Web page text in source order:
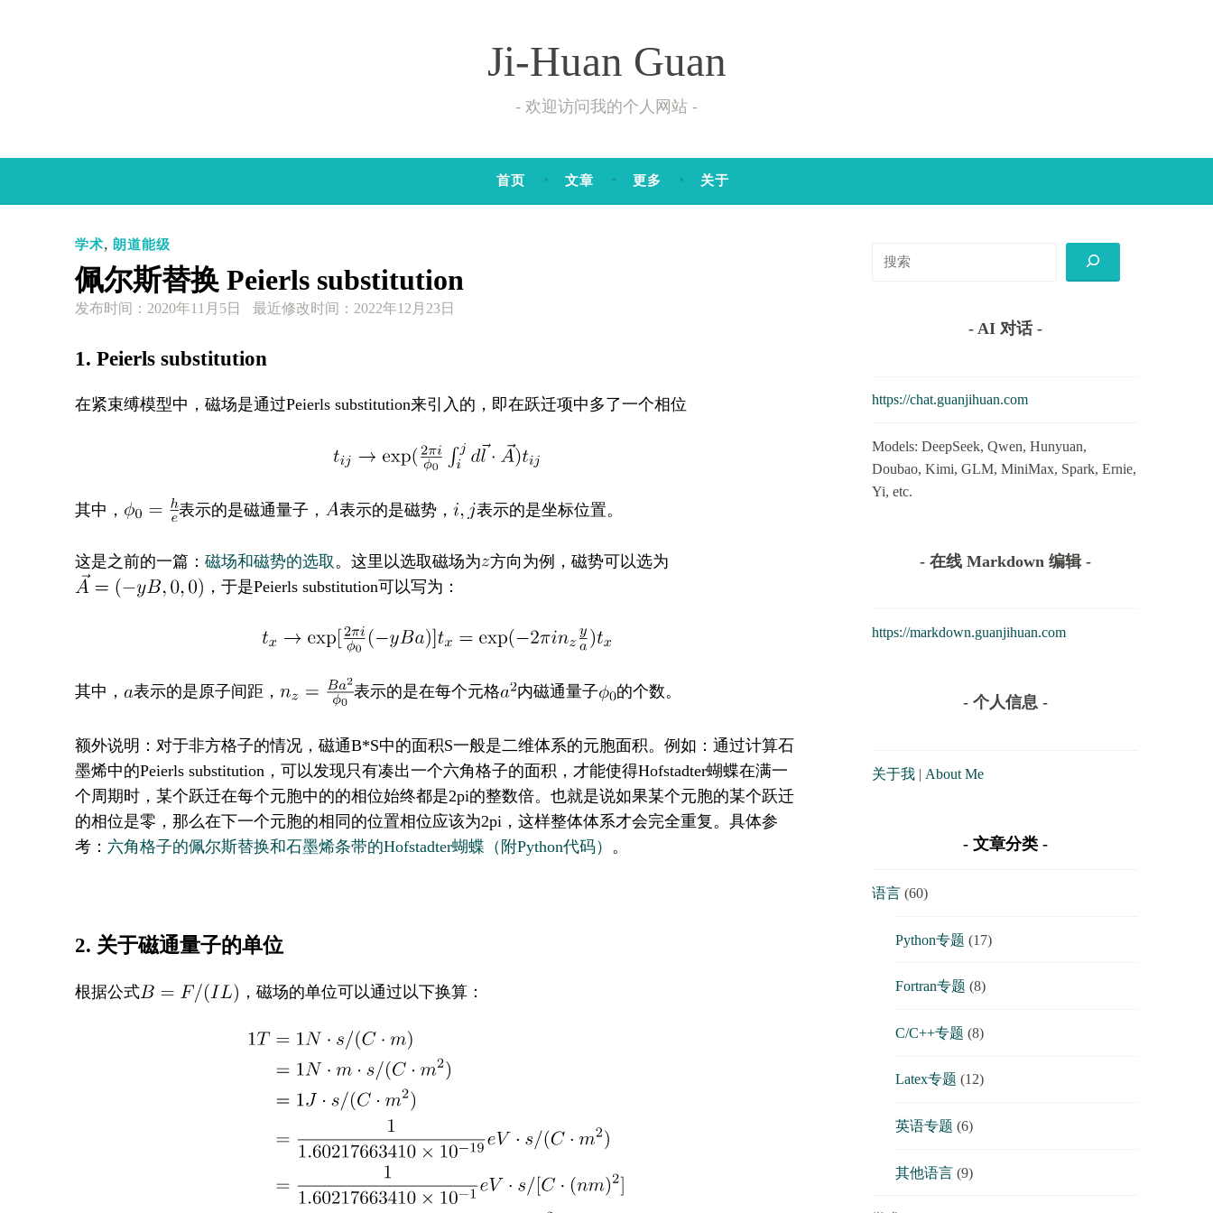
Ji-Huan Guan
欢迎访问我的个人网站
首页 文章 更多 关于
学术,朗道能级
佩尔斯替换 Peierls substitution
发布时间： 2020年11月5日 最近修改时间：2022年12月23日
1. Peierls substitution
在紧束缚模型中，磁场是通过Peierls substitution来引入的，即在跃迁项中多了一个相位
其中， 表示的是磁通量子， 表示的是磁势， 表示的是坐标位置。
这是之前的一篇：磁场和磁势的选取 。这里以选取磁场为 方向为例，磁势可以选为
，于是Peierls substitution可以写为：
其中， 表示的是原子间距， 表示的是在每个元格 内磁通量子 的个数。
额外说明：对于非方格子的情况，磁通B*S中的面积S一般是二维体系的元胞面积。例如：通过计算石
墨烯中的Peierls substitution，可以发现只有凑出一个六角格子的面积，才能使得Hofstadter蝴蝶在满一
个周期时，某个跃迁在每个元胞中的的相位始终都是2pi的整数倍。也就是说如果某个元胞的某个跃迁
的相位是零，那么在下一个元胞的相同的位置相位应该为2pi，这样整体体系才会完全重复。具体参
考： 六角格子的佩尔斯替换和石墨烯条带的Hofstadter蝴蝶（附Python代码） 。
2. 关于磁通量子的单位
根据公式 ，磁场的单位可以通过以下换算：
搜
- AI 对话 -
https://chat.guanjihuan.com
Models: DeepSeek, Qwen, Hunyuan,
Doubao, Kimi, GLM, MiniMax, Spark, Ernie,
Yi, etc.
- 在线 Markdown 编辑 -
https://markdown.guanjihuan.com
- 个人信息 -
关于我 | About Me
文章分类
语言 (60)
Python专题 (17)
Fortran专题 (8)
C/C++专题 (8)
Latex专题 (12)
英语专题 (6)
其他语言 (9)